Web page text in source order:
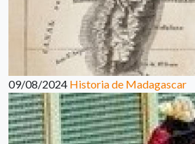
09/08/2024 Historia de Madagascar